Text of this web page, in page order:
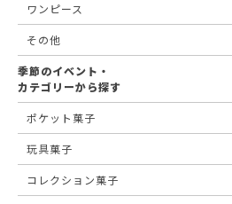
ワンピース
その他
季節のイベント・
カテゴリーから探す
ポケット菓子
玩具菓子
コレクション菓子